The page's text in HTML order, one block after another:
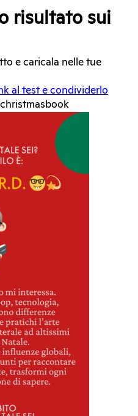
risultato sui
e caricala nelle tue
al test e condividerlo